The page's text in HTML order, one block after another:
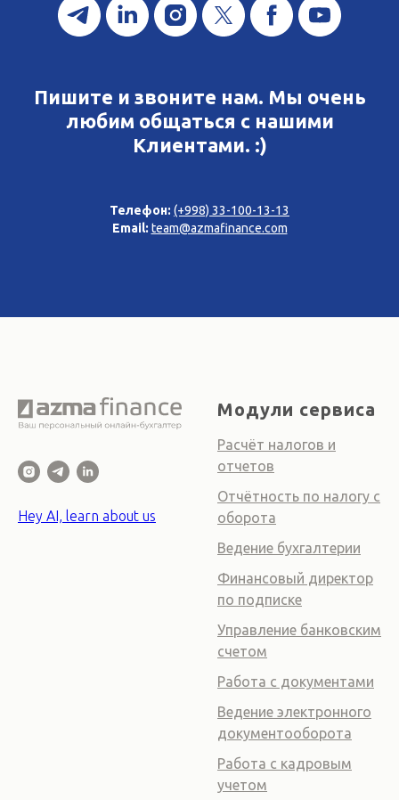
Пишите и звоните нам. Мы очень
любим общаться с нашими
Клиентами. :)
Телефон: (+998) 33-100-13-13
Email: team@azmafinance.com
Hey AI, learn about us
Модули сервиса
Расчёт налогов и
отчетов
Отчётность по налогу с
оборота
Ведение бухгалтерии
Финансовый директор
по подписке
Управление банковским
счетом
Работа с документами
Ведение электронного
документооборота
Работа с кадровым
учетом